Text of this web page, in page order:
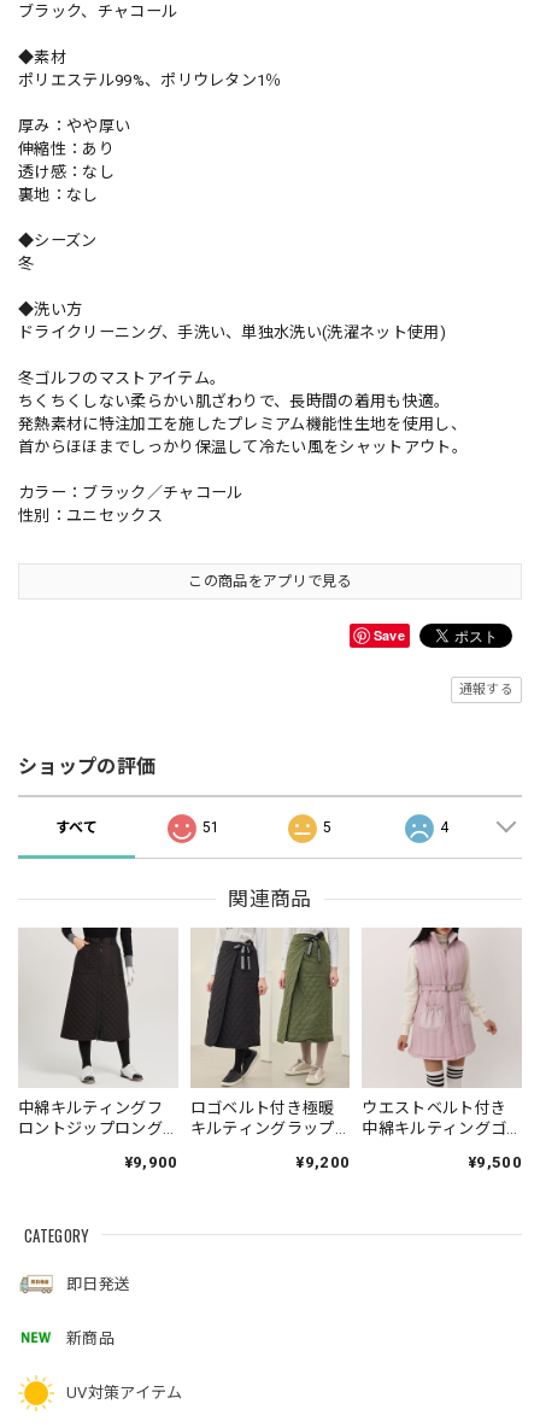
ブラック、チャコール
◆素材
ポリエステル99%、ポリウレタン1％
厚み：やや厚い
伸縮性：あり
透け感：なし
裏地：なし
◆シーズン
冬
◆洗い方
ドライクリーニング、手洗い、単独水洗い(洗濯ネット使用)
冬ゴルフのマストアイテム。
ちくちくしない柔らかい肌ざわりで、長時間の着用も快適。
発熱素材に特注加工を施したプレミアム機能性生地を使用し、
首からほほまでしっかり保温して冷たい風をシャットアウト。
カラー：ブラック／チャコール
性別：ユニセックス
この商品をアプリで見る
Save
通報する
ショップの評価
すべて 51 5 4
関連商品
中綿キルティングフ
ロントジップロング
¥9,900
ロゴベルト付き極暖
キルティングラップ
¥9,200
ウエストベルト付き
中綿キルティングゴ
¥9,500
CATEGORY
即日発送
新商品
UV対策アイテム